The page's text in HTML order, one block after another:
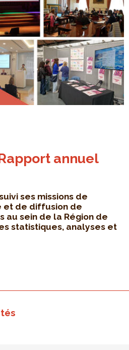
annuel
ses missions de
et de diffusion de
au sein de la Région de
statistiques, analyses et